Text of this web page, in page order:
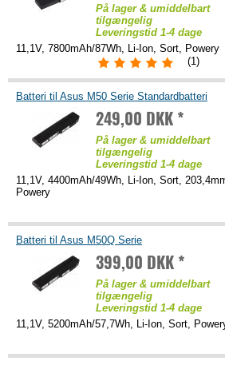
På lager & umiddelbart
tilgængelig
Leveringstid 1-4 dage
11,1V, 7800mAh/87Wh, Li-Ion, Sort, Powery
(1)
Batteri til Asus M50 Serie Standardbatteri
249,00 DKK *
På lager & umiddelbart
tilgængelig
Leveringstid 1-4 dage
11,1V, 4400mAh/49Wh, Li-Ion, Sort,
Powery
Batteri til Asus M50Q Serie
399,00 DKK *
På lager & umiddelbart
tilgængelig
Leveringstid 1-4 dage
11,1V, 5200mAh/57,7Wh, Li-Ion, Sort,